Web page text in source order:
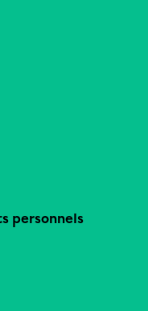
personnels